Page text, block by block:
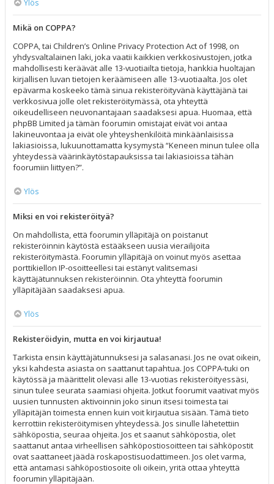
Ylös
Mikä on COPPA?
COPPA, tai Children’s Online Privacy Protection Act of 1998, on
yhdysvaltalainen laki, joka vaatii kaikkien verkkosivustojen, jotka
mahdollisesti keräävät alle 13-vuotiailta tietoja, hankkia huoltajan
kirjallisen luvan tietojen keräämiseen alle 13-vuotiaalta. Jos olet
epävarma koskeeko tämä sinua rekisteröityvänä käyttäjänä tai
verkkosivua jolle olet rekisteröitymässä, ota yhteyttä
oikeudelliseen neuvonantajaan saadaksesi apua. Huomaa, että
phpBB Limited ja tämän foorumin omistajat eivät voi antaa
lakineuvontaa ja eivät ole yhteyshenkilöitä minkäänlaisissa
lakiasioissa, lukuunottamatta kysymystä “Keneen minun tulee olla
yhteydessä väärinkäytöstapauksissa tai lakiasioissa tähän
foorumiin liittyen?”.
Ylös
Miksi en voi rekisteröityä?
On mahdollista, että foorumin ylläpitäjä on poistanut
rekisteröinnin käytöstä estääkseen uusia vierailijoita
rekisteröitymästä. Foorumin ylläpitäjä on voinut myös asettaa
porttikiellon IP-osoitteellesi tai estänyt valitsemasi
käyttäjätunnuksen rekisteröinnin. Ota yhteyttä foorumin
ylläpitäjään saadaksesi apua.
Ylös
Rekisteröidyin, mutta en voi kirjautua!
Tarkista ensin käyttäjätunnuksesi ja salasanasi. Jos ne ovat oikein,
yksi kahdesta asiasta on saattanut tapahtua. Jos COPPA-tuki on
käytössä ja määrittelit olevasi alle 13-vuotias rekisteröityessäsi,
sinun tulee seurata saamiasi ohjeita. Jotkut foorumit vaativat myös
uusien tunnusten aktivoinnin joko sinun itsesi toimesta tai
ylläpitäjän toimesta ennen kuin voit kirjautua sisään. Tämä tieto
kerrottiin rekisteröitymisen yhteydessä. Jos sinulle lähetettiin
sähköpostia, seuraa ohjeita. Jos et saanut sähköpostia, olet
saattanut antaa virheellisen sähköpostiosoitteen tai sähköpostit
ovat saattaneet jäädä roskapostisuodattimeen. Jos olet varma,
että antamasi sähköpostiosoite oli oikein, yritä ottaa yhteyttä
foorumin ylläpitäjään.